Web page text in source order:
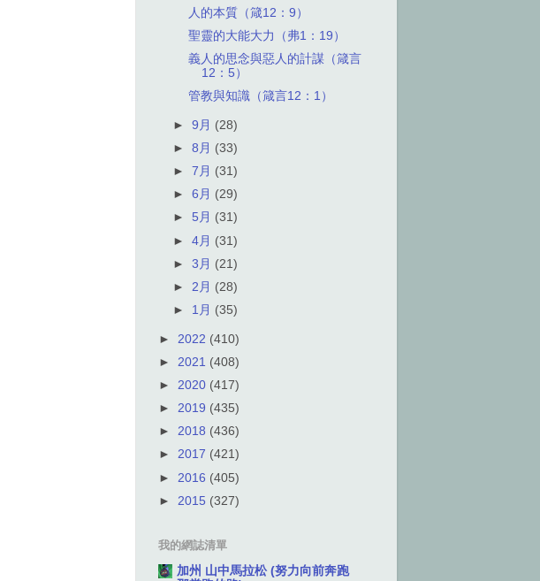
人的本質（箴12：9）
聖靈的大能大力（弗1：19）
義人的思念與惡人的計謀（箴言
12：5）
管教與知識（箴言12：1）
►9月 (28)
►8月 (33)
►7月 (31)
►6月 (29)
► 5月 (31)
►4月 (31)
►3月 (21)
► 2月 (28)
► 1月 (35)
► 2022 (410)
► 2021 (408)
► 2020 (417)
► 2019 (435)
► 2018 (436)
► 2017 (421)
► 2016 (405)
► 2015 (327)
我的網誌清單
加州 山中馬拉松 (努力向前奔跑